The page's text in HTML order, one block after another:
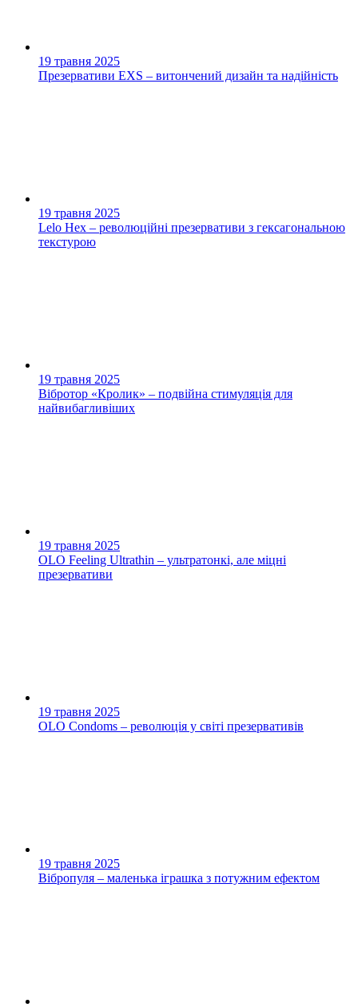
19 травня 2025
Презервативи EXS – витончений дизайн та надійність
19 травня 2025
Lelo Hex – революційні презервативи з гексагональною
текстурою
19 травня 2025
Вібротор «Кролик» – подвійна стимуляція для
найвибагливіших
19 травня 2025
OLO Feeling Ultrathin – ультратонкі, але міцні
презервативи
19 травня 2025
OLO Condoms – революція у світі презервативів
19 травня 2025
Вібропуля – маленька іграшка з потужним ефектом